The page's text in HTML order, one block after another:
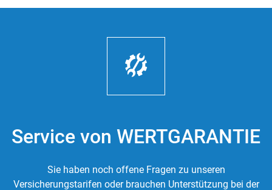
Service von WERTGARANTIE
Sie haben noch offene Fragen zu unseren
Versicherungstarifen oder brauchen Unterstützung bei der